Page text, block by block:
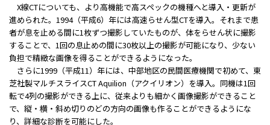
X線CTについても、より高機能で高スペックの機種へと導入・更新が
進められた。1994（平成6）年には高速らせん型CTを導入。それまで患
者が息を止める間に1枚ずつ撮影していたものが、体をらせん状に撮影
することで、1回の息止めの間に30枚以上の撮影が可能になり、少ない
負担で精緻な画像を得ることができるようになった。
さらに1999（平成11）年には、中部地区の民間医療機関で初めて、東
芝社製マルチスライスCT Aquilion（アクイリオン）を導入。同機は1回
転で4列の撮影ができる上に、従来よりも細かく画像撮影ができること
で、縦・横・斜め切りのどの方向の画像も作ることができるようにな
り、詳細な診断を可能にした。